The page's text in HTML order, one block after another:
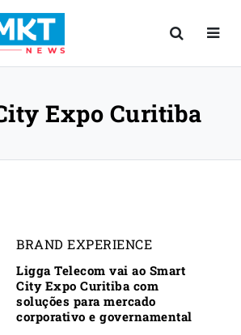
Expo Curitiba
BRAND EXPERIENCE
Ligga Telecom vai ao Smart
City Expo Curitiba com
soluções para mercado
corporativo e governamental